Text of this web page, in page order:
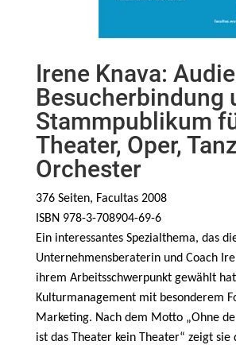
Irene Knava:
Besucherbindung
Stammpublikum
Theater, Oper,
Orchester
376 Seiten, Facultas 2008
ISBN 978-3-708904-69-6
Ein interessantes Spezialthema, das
Unternehmensberaterin und Coach
ihrem Arbeitsschwerpunkt gewählt
Kulturmanagement mit besonderem
Marketing. Nach dem Motto „Ohne
ist das Theater kein Theater“ zeigt sie